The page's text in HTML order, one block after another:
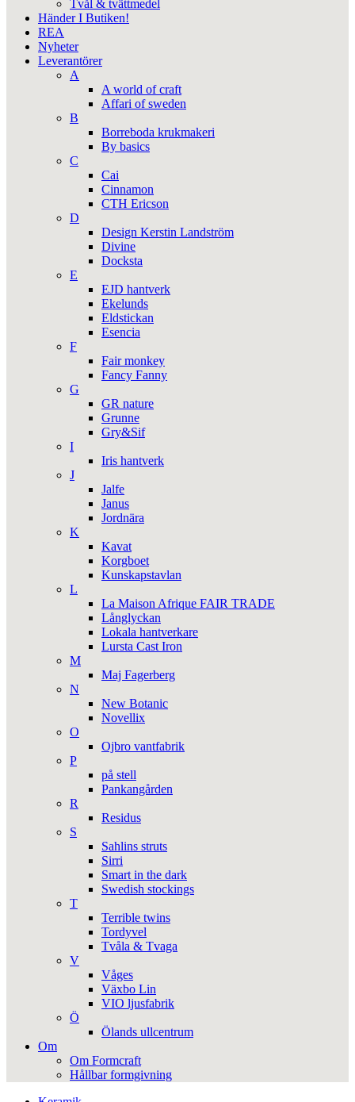
Tvål & tvättmedel
Händer I Butiken!
REA
Nyheter
Leverantörer
A
A world of craft
Affari of sweden
B
Borreboda krukmakeri
By basics
C
Cai
Cinnamon
CTH Ericson
D
Design Kerstin Landström
Divine
Docksta
E
EJD hantverk
Ekelunds
Eldstickan
Esencia
F
Fair monkey
Fancy Fanny
G
GR nature
Grunne
Gry&Sif
I
Iris hantverk
J
Jalfe
Janus
Jordnära
K
Kavat
Korgboet
Kunskapstavlan
L
La Maison Afrique FAIR TRADE
Långlyckan
Lokala hantverkare
Lursta Cast Iron
M
Maj Fagerberg
N
New Botanic
Novellix
O
Ojbro vantfabrik
P
på stell
Pankangården
R
Residus
S
Sahlins struts
Sirri
Smart in the dark
Swedish stockings
T
Terrible twins
Tordyvel
Tvåla & Tvaga
V
Våges
Växbo Lin
VIO ljusfabrik
Ö
Ölands ullcentrum
Om
Om Formcraft
Hållbar formgivning